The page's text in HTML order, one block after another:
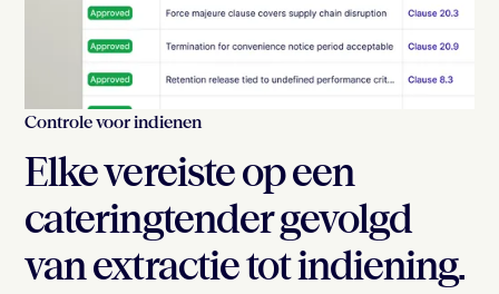
Controle voor indienen
Elke vereiste op een
cateringtender gevolgd
van extractie tot indiening.